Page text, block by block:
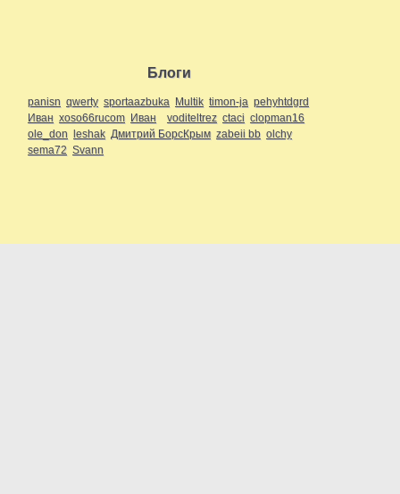
Блоги
panisn qwerty sportaazbuka Multik timon-ja pehyhtdgrd
Иван xoso66rucom Иван voditeltrez ctaci clopman16
ole_don leshak Дмитрий БорсКрым zabeii bb olchy
sema72 Svann